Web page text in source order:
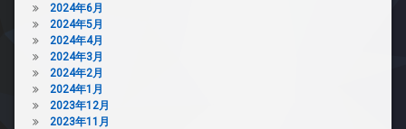
2024年6月
2024年5月
2024年4月
2024年3月
2024年2月
2024年1月
2023年12月
2023年11月